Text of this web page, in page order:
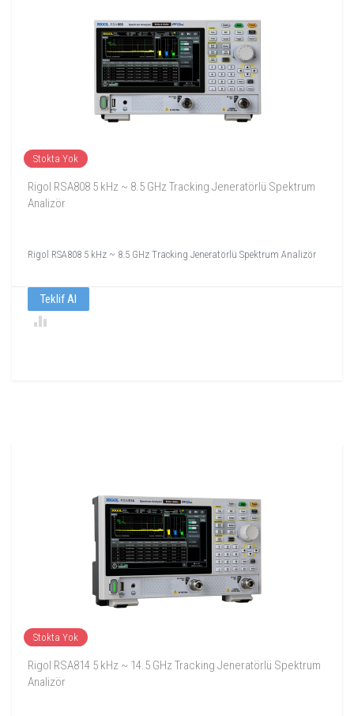
Stokta Yok
Rigol RSA808 5 kHz ~ 8.5 GHz Tracking Jeneratörlü Spektrum
Analizör
Rigol RSA808 5 kHz ~ 8.5 GHz Tracking Jeneratörlü Spektrum Analizör
Teklif Al
Stokta Yok
Rigol RSA814 5 kHz ~ 14.5 GHz Tracking Jeneratörlü Spektrum
Analizör